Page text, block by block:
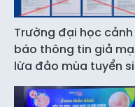
Trường đại học cảnh
báo thông tin giả
lừa đảo mùa tuyển